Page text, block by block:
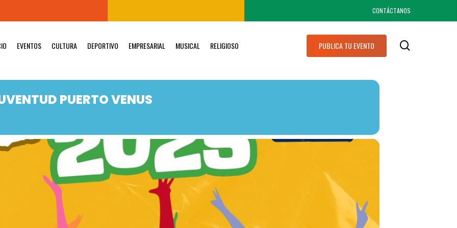
CONTÁCTANOS
EVENTOS CULTURA DEPORTIVO EMPRESARIAL MUSICAL RELIGIOSO PUBLICA TU EVENTO
PUERTO VENUS